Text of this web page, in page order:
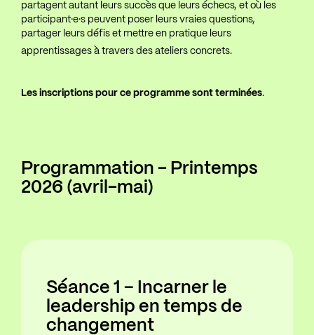
partagent autant leurs succès que leurs échecs, et où les
participant·e·s peuvent poser leurs vraies questions,
partager leurs défis et mettre en pratique leurs
apprentissages à travers des ateliers concrets.
Les inscriptions pour ce programme sont terminées.
Programmation - Printemps
2026 (avril-mai)
Séance 1 – Incarner le
leadership en temps de
changement